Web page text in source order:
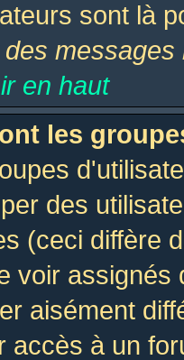
sont là
en haut
les
des
(ceci diffère
voir assignés
aisément
accès à un